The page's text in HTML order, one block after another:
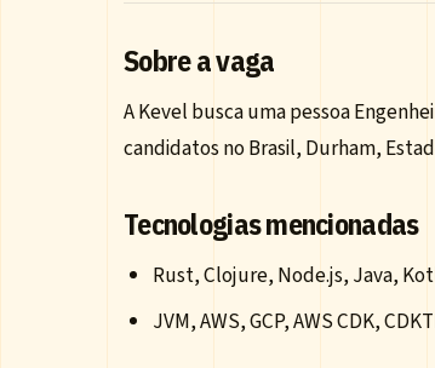
Sobre a vaga
A Kevel busca uma pessoa
candidatos no Brasil, Durham,
Tecnologias mencionadas
Rust, Clojure, Node.js, Java,
JVM, AWS, GCP, AWS CDK,